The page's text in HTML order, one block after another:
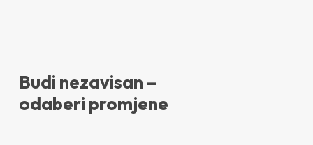
Budi nezavisan –
odaberi promjene